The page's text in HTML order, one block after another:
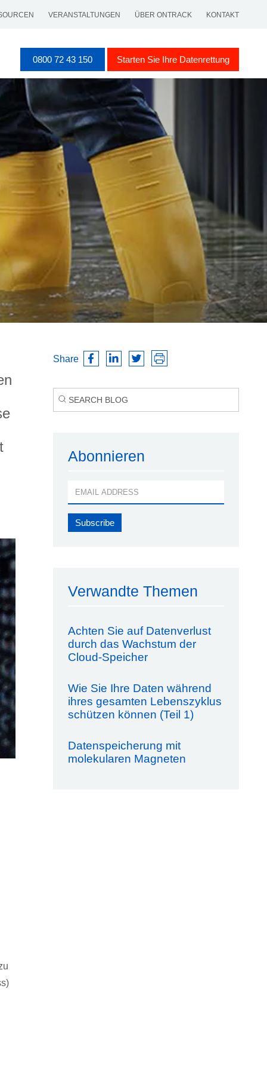
VERANSTALTUNGEN ÜBER ONTRACK KONTAKT
0800 72 43 150 Starten Sie Ihre Datenrettung
Share
Abonnieren
Verwandte Themen
Achten Sie auf Datenverlust
durch das Wachstum der
Cloud-Speicher
Wie Sie Ihre Daten während
ihres gesamten Lebenszyklus
schützen können (Teil 1)
Datenspeicherung mit
molekularen Magneten